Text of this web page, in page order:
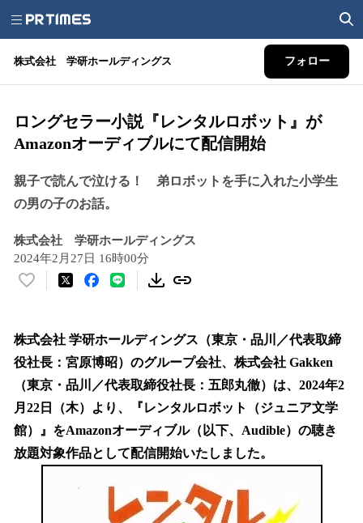
株式会社 学研ホールディングス フォロー
ロングセラー小説『レンタルロボット』が
Amazonオーディブルにて配信開始
親子で読んで泣ける！ 弟ロボットを手に入れた小学生
の男の子のお話。
株式会社 学研ホールディングス
2024年2月27日 16時00分
い
！
数
を
読
み
込
み
中
株式会社 学研ホールディングス（東京・品川／代表取締
役社長：宮原博昭）のグループ会社、株式会社 Gakken
（東京・品川／代表取締役社長：五郎丸徹）は、2024年2
月22日（木）より、『レンタルロボット（ジュニア文学
館）』をAmazonオーディブル（以下、Audible）の聴き
放題対象作品として配信開始いたしました。